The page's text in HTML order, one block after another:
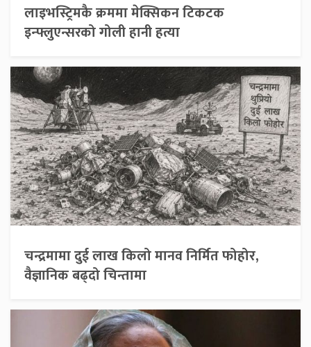
लाइभस्ट्रिमकै क्रममा मेक्सिकन टिकटक
इन्फ्लुएन्सरको गोली हानी हत्या
चन्द्रमामा दुई लाख किलो मानव निर्मित फोहोर,
वैज्ञानिक बढ्दो चिन्तामा